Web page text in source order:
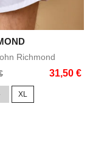
Richmond
31,50 €
XL